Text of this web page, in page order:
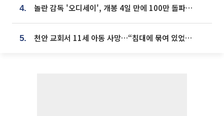
4. 놀란 감독 '오디세이', 개봉 4일 만에 100만 돌파⋯'왕사남' 보다 빠르다
5. 천안 교회서 11세 아동 사망…“침대에 묶여 있었다” 진술 확보